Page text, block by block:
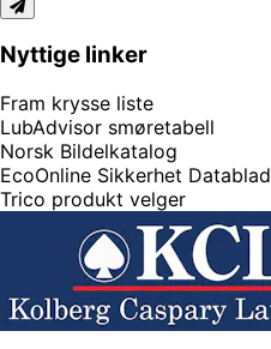
Nyttige linker
Fram krysse liste
LubAdvisor smøretabell
Norsk Bildelkatalog
EcoOnline Sikkerhet Datablad
Trico produkt velger